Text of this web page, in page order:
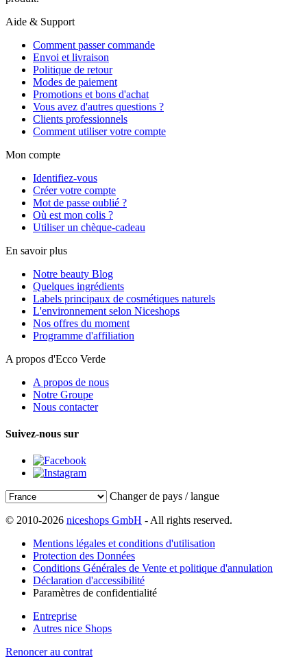
Aide & Support
Comment passer commande
Envoi et livraison
Politique de retour
Modes de paiement
Promotions et bons d'achat
Vous avez d'autres questions ?
Clients professionnels
Comment utiliser votre compte
Mon compte
Identifiez-vous
Créer votre compte
Mot de passe oublié ?
Où est mon colis ?
Utiliser un chèque-cadeau
En savoir plus
Notre beauty Blog
Quelques ingrédients
Labels principaux de cosmétiques naturels
L'environnement selon Niceshops
Nos offres du moment
Programme d'affiliation
A propos d'Ecco Verde
A propos de nous
Notre Groupe
Nous contacter
Suivez-nous sur
Changer de pays / langue
© 2010-2026 niceshops GmbH - All rights reserved.
Mentions légales et conditions d'utilisation
Protection des Données
Conditions Générales de Vente et politique d'annulation
Déclaration d'accessibilité
Paramètres de confidentialité
Entreprise
Autres nice Shops
Renoncer au contrat